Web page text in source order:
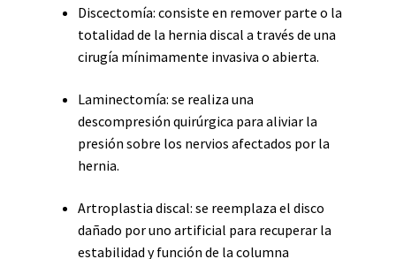
Discectomía: consiste en remover parte o la
totalidad de la hernia discal a través de una
cirugía mínimamente invasiva o abierta.
Laminectomía: se realiza una
descompresión quirúrgica para aliviar la
presión sobre los nervios afectados por la
hernia.
Artroplastia discal: se reemplaza el disco
dañado por uno artificial para recuperar la
estabilidad y función de la columna